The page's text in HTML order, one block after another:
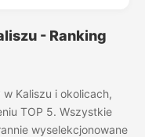
- Ranking
Kaliszu i okolicach,
TOP 5. Wszystkie
wyselekcjonowane